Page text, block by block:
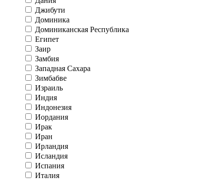
Джибути
Доминика
Доминиканская Республика
Египет
Заир
Замбия
Западная Сахара
Зимбабве
Израиль
Индия
Индонезия
Иордания
Ирак
Иран
Ирландия
Исландия
Испания
Италия